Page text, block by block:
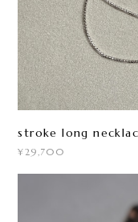
stroke long
¥29,700